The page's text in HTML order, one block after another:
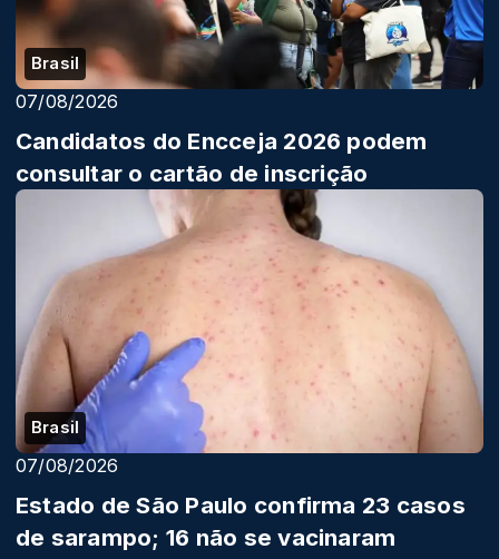
Brasil
07/08/2026
Candidatos do Encceja 2026 podem
consultar o cartão de inscrição
Brasil
07/08/2026
Estado de São Paulo confirma 23 casos
de sarampo; 16 não se vacinaram